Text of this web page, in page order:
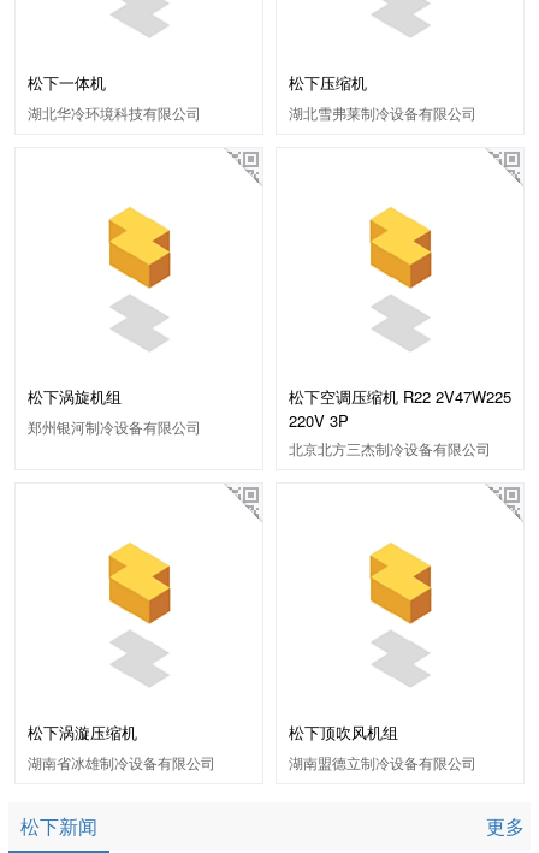
松下一体机
湖北华冷环境科技有限公司
松下压缩机
湖北雪弗莱制冷设备有限公司
松下涡旋机组
郑州银河制冷设备有限公司
松下空调压缩机 R22 2V47W225
220V 3P
北京北方三杰制冷设备有限公司
松下涡漩压缩机
湖南省冰雄制冷设备有限公司
松下顶吹风机组
湖南盟德立制冷设备有限公司
松下新闻 更多